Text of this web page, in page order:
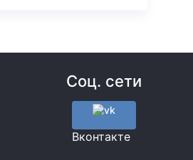
Соц. сети
Вконтакте